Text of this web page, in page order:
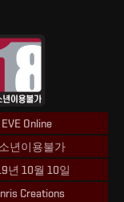
EVE Online
년이용불가
년 10월 10일
Creations